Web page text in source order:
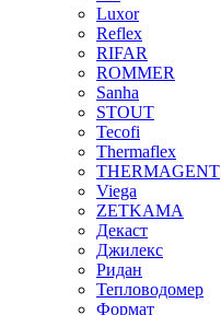
Luxor
Reflex
RIFAR
ROMMER
Sanha
STOUT
Tecofi
Thermaflex
THERMAGENT
Viega
ZETKAMA
Декаст
Джилекс
Ридан
Тепловодомер
Формат